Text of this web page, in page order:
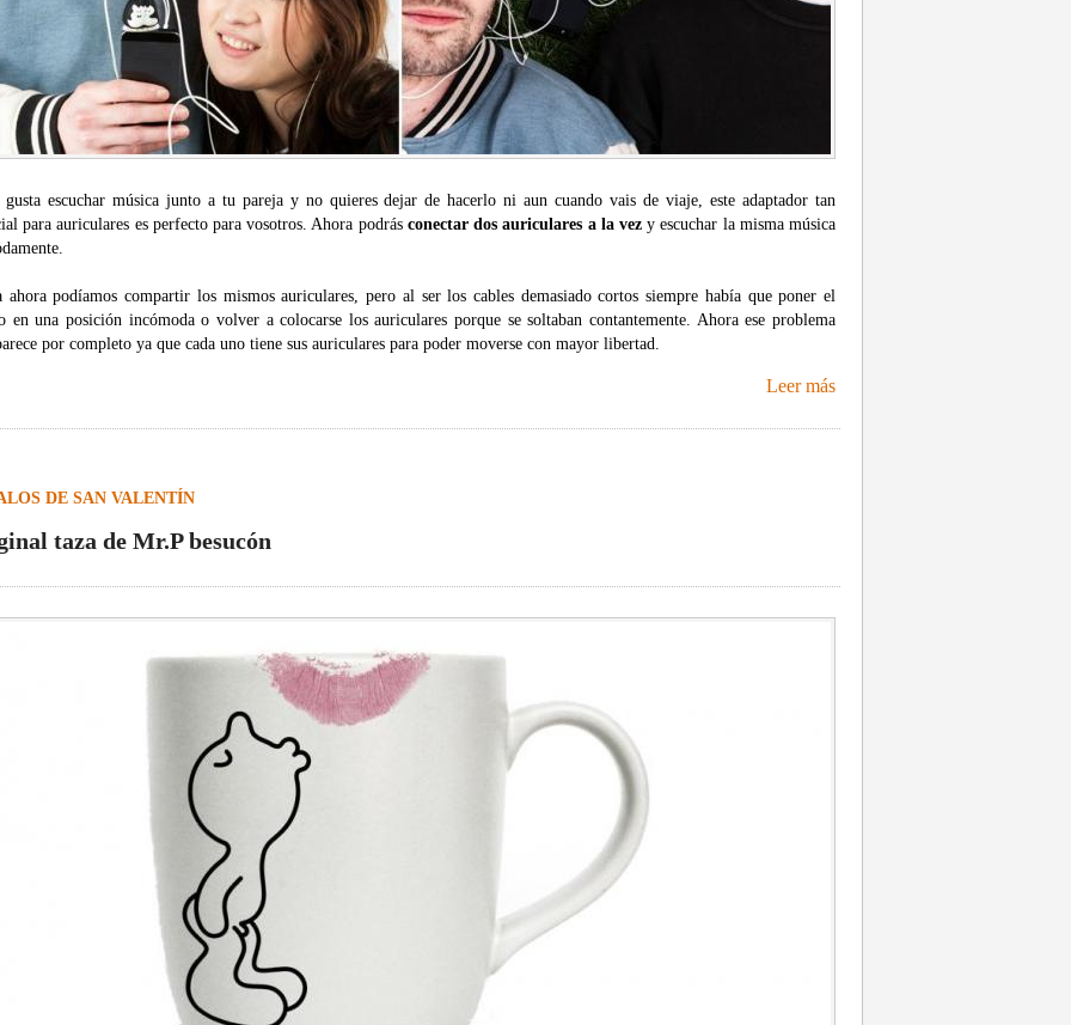
escuchar música junto a tu pareja y no quieres dejar de hacerlo ni aun cuando vais de viaje, este adaptador tan
para auriculares es perfecto para vosotros. Ahora podrás conectar dos auriculares a la vezy escuchar la misma música
ahora podíamos compartir los mismos auriculares, pero al ser los cables demasiado cortos siempre había que poner el
en una posición incómoda o volver a colocarse los auriculares porque se soltaban contantemente. Ahora ese problema
por completo ya que cada uno tiene sus auriculares para poder moverse con mayor libertad.
Leer más
DE SAN VALENTÍN
taza de Mr.P besucón